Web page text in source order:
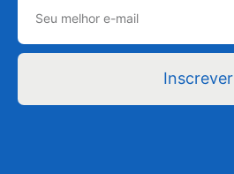
Inscrever